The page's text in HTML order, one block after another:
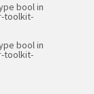
bool in
toolkit-
bool in
toolkit-